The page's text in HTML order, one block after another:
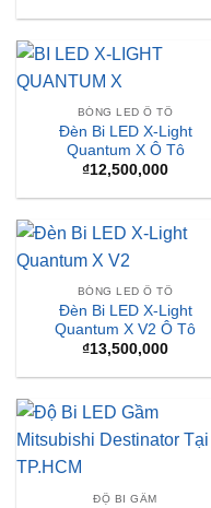
BÓNG LED Ô TÔ
Đèn Bi LED X-Light
Quantum X Ô Tô
₫12,500,000
BÓNG LED Ô TÔ
Đèn Bi LED X-Light
Quantum X V2 Ô Tô
₫13,500,000
ĐỘ BI GẦM